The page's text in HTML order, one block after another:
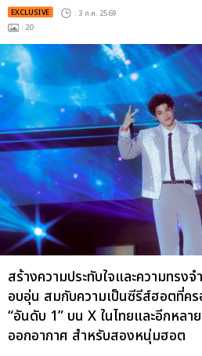
EXCLUSIVE : 3 ก.ค. 2569
: 20
สร้างความประทับใจและความทรง
อบอุ่น สมกับความเป็นซีรีส์ฮอตที่ค
“อันดับ 1” บน X ในไทยและอีกหล
ออกอากาศ สำหรับสองหนุ่มฮอต